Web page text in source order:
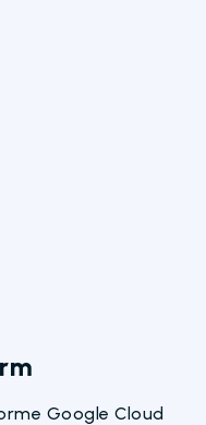
Google Cloud